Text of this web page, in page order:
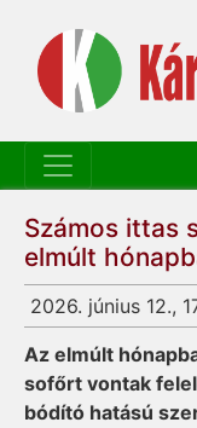
Számos ittas
elmúlt
2026. június 12.,
Az elmúlt
sofőrt vontak
bódító hatású